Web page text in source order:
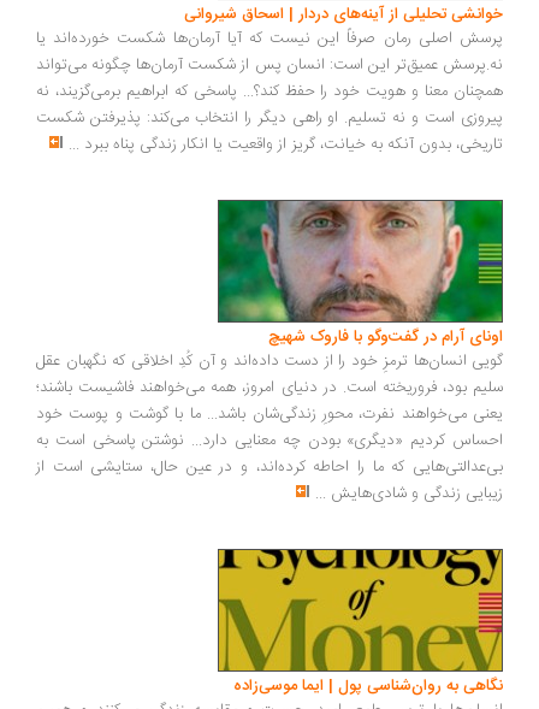
خوانشی تحلیلی از آینه‌های دردار | اسحاق شیروانی
پرسش اصلی رمان صرفاً این نیست که آیا آرمان‌ها شکست خورده‌اند یا
نه.پرسش عمیق‌تر این است: انسان پس از شکست آرمان‌ها چگونه می‌تواند
همچنان معنا و هویت خود را حفظ کند؟... پاسخی که ابراهیم برمی‌گزیند، نه
پیروزی است و نه تسلیم. او راهی دیگر را انتخاب می‌کند: پذیرفتن شکست
تاریخی، بدون آنکه به خیانت، گریز از واقعیت یا انکار زندگی پناه ببرد ...
اونای آرام در گفت‌وگو با فاروک شهیچ‭
گویی انسان‌ها ترمزِ خود را از دست داده‌اند و آن کُدِ اخلاقی که نگهبان عقل
سلیم بود، فروریخته است. در دنیای امروز، همه می‌خواهند فاشیست باشند؛
یعنی می‌خواهند نفرت، محورِ زندگی‌شان باشد... ما با گوشت و پوست خود
احساس کردیم «دیگری» بودن چه معنایی دارد... نوشتن پاسخی است به
بی‌عدالتی‌هایی که ما را احاطه کرده‌اند، و در عین حال، ستایشی است از
زیبایی زندگی و شادی‌هایش ...
نگاهی به روان‌شناسی پول | ایما موسی‌زاده